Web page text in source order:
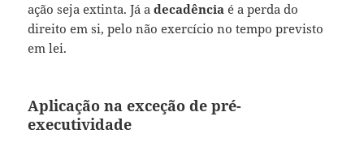
ação seja extinta. Já adecadência é a perda do
direito em si, pelo não exercício no tempo previsto
em lei.
Aplicação na exceção de pré-
executividade